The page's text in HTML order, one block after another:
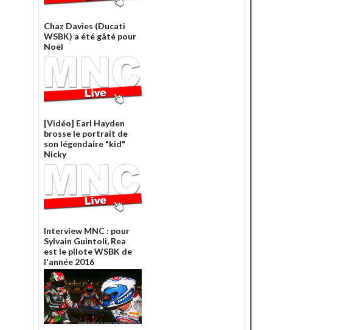
Chaz Davies (Ducati
WSBK) a été gâté pour
Noël
[Vidéo] Earl Hayden
brosse le portrait de
son légendaire "kid"
Nicky
Interview MNC : pour
Sylvain Guintoli, Rea
est le pilote WSBK de
l'année 2016